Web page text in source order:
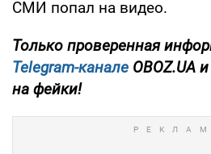
СМИ попал на видео.
Только проверенная
Telegram-канале OBOZ.UA и
на фейки!